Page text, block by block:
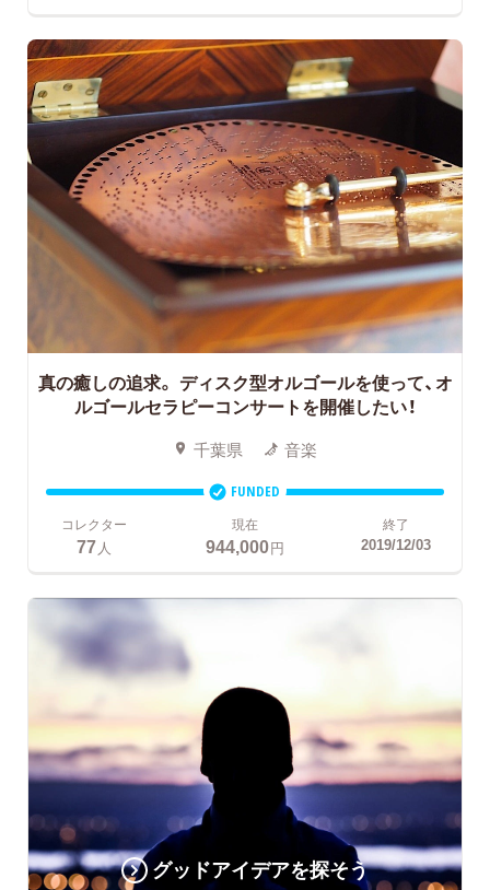
真の癒しの追求。 ディスク型オルゴールを使って、オ
ルゴールセラピーコンサートを開催したい！
千葉県 音楽
FUNDED
コレクター
77 人
現在
944,000円
終了
2019/12/03
グッドアイデアを探そう